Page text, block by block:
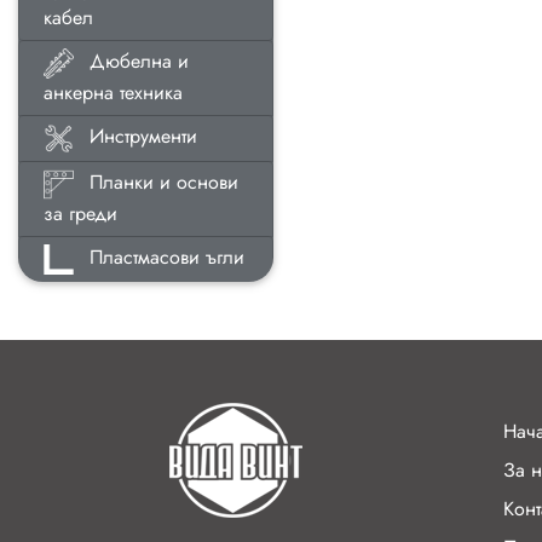
кабел
Дюбелна и
анкерна техника
Инструменти
Планки и основи
за греди
Пластмасови ъгли
За